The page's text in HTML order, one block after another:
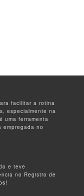
facilitar a rotina
especialmente na
uma ferramenta
empregada no
e teve
no Registro de